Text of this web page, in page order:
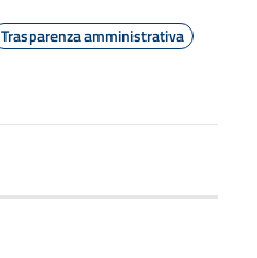
Trasparenza amministrativa